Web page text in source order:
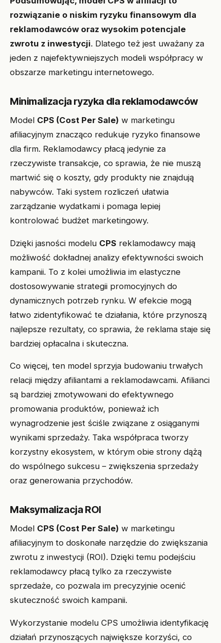
rozwiązanie o niskim ryzyku finansowym dla
reklamodawców oraz wysokim potencjale
zwrotu z inwestycji. Dlatego też jest uważany za
jeden z najefektywniejszych modeli współpracy w
obszarze marketingu internetowego.
Minimalizacja ryzyka dla reklamodawców
Model CPS (Cost Per Sale) w marketingu
afiliacyjnym znacząco redukuje ryzyko finansowe
dla firm. Reklamodawcy płacą jedynie za
rzeczywiste transakcje, co sprawia, że nie muszą
martwić się o koszty, gdy produkty nie znajdują
nabywców. Taki system rozliczeń ułatwia
zarządzanie wydatkami i pomaga lepiej
kontrolować budżet marketingowy.
Dzięki jasności modelu CPS reklamodawcy mają
możliwość dokładnej analizy efektywności swoich
kampanii. To z kolei umożliwia im elastyczne
dostosowywanie strategii promocyjnych do
dynamicznych potrzeb rynku. W efekcie mogą
łatwo zidentyfikować te działania, które przynoszą
najlepsze rezultaty, co sprawia, że reklama staje się
bardziej opłacalna i skuteczna.
Co więcej, ten model sprzyja budowaniu trwałych
relacji między afiliantami a reklamodawcami. Afilianci
są bardziej zmotywowani do efektywnego
promowania produktów, ponieważ ich
wynagrodzenie jest ściśle związane z osiąganymi
wynikami sprzedaży. Taka współpraca tworzy
korzystny ekosystem, w którym obie strony dążą
do wspólnego sukcesu – zwiększenia sprzedaży
oraz generowania przychodów.
Maksymalizacja ROI
Model CPS (Cost Per Sale) w marketingu
afiliacyjnym to doskonałe narzędzie do zwiększania
zwrotu z inwestycji (ROI). Dzięki temu podejściu
reklamodawcy płacą tylko za rzeczywiste
sprzedaże, co pozwala im precyzyjnie ocenić
skuteczność swoich kampanii.
Wykorzystanie modelu CPS umożliwia identyfikację
działań przynoszących największe korzyści, co